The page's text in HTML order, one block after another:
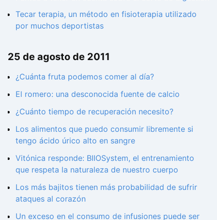
Tecar terapia, un método en fisioterapia utilizado
por muchos deportistas
25 de agosto de 2011
¿Cuánta fruta podemos comer al día?
El romero: una desconocida fuente de calcio
¿Cuánto tiempo de recuperación necesito?
Los alimentos que puedo consumir libremente si
tengo ácido úrico alto en sangre
Vitónica responde: BIIOSystem, el entrenamiento
que respeta la naturaleza de nuestro cuerpo
Los más bajitos tienen más probabilidad de sufrir
ataques al corazón
Un exceso en el consumo de infusiones puede ser